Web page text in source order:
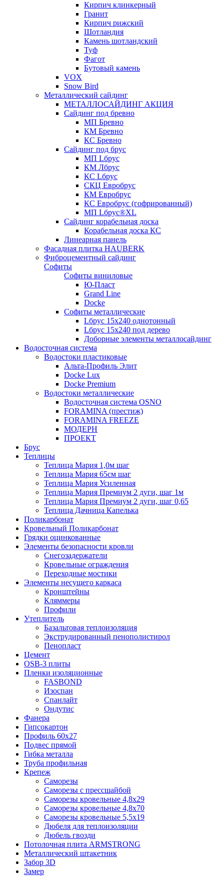
Кирпич клинкерный
Гранит
Кирпич рижский
Шотландия
Камень шотландский
Туф
Фагот
Бутовый камень
VOX
Snow Bird
Металлический сайдинг
МЕТАЛЛОСАЙДИНГ АКЦИЯ
Сайдинг под бревно
МП Бревно
КМ Бревно
КС Бревно
Сайдинг под брус
МП Lбрус
КМ Лбрус
КС Lбрус
СКЦ Евробрус
КМ Евробрус
КС Евробрус (гофрированный)
МП Lбрус®XL
Сайдинг корабельная доска
Корабельная доска КС
Линеарная панель
Фасадная плитка HAUBERK
Фиброцементный сайдинг
Софиты
Софиты виниловые
Ю-Пласт
Grand Line
Docke
Софиты металлические
Lбрус 15x240 однотонный
Lбрус 15x240 под дерево
Доборные элементы металлосайдинг
Водосточная система
Водостоки пластиковые
Альта-Профиль Элит
Docke Lux
Docke Premium
Водостоки металлические
Водосточная система OSNO
FORAMINA (престиж)
FORAMINA FREEZE
МОДЕРН
ПРОЕКТ
Брус
Теплицы
Теплица Мария 1,0м шаг
Теплица Мария 65см шаг
Теплица Мария Усиленная
Теплица Мария Премиум 2 дуги, шаг 1м
Теплица Мария Премиум 2 дуги, шаг 0,65
Теплица Дачница Капелька
Поликарбонат
Кровельный Поликарбонат
Грядки оцинкованные
Элементы безопасности кровли
Снегозадержатели
Кровельные ограждения
Переходные мостики
Элементы несущего каркаса
Кронштейны
Кляммеры
Профили
Утеплитель
Базальтовая теплоизоляция
Экструдированный пенополистирол
Пенопласт
Цемент
OSB-3 плиты
Пленки изоляционные
FASBOND
Изоспан
Спанлайт
Ондутис
Фанера
Гипсокартон
Профиль 60х27
Подвес прямой
Гибка металла
Труба профильная
Крепеж
Саморезы
Саморезы с прессшайбой
Саморезы кровельные 4,8х29
Саморезы кровельные 4,8х70
Саморезы кровельные 5,5х19
Дюбеля для теплоизоляции
Дюбель гвозди
Потолочная плита ARMSTRONG
Металлический штакетник
Забор 3D
Замер